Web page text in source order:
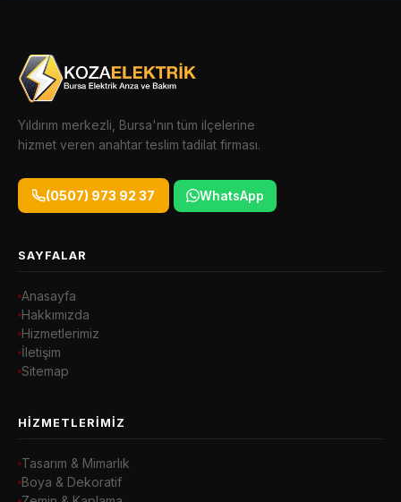
Yıldırım merkezli, Bursa'nın tüm ilçelerine
hizmet veren anahtar teslim tadilat firması.
(0507) 973 92 37 WhatsApp
SAYFALAR
Anasayfa
Hakkımızda
Hizmetlerimiz
İletişim
Sitemap
HIZMETLERIMIZ
Tasarım & Mimarlık
Boya & Dekoratif